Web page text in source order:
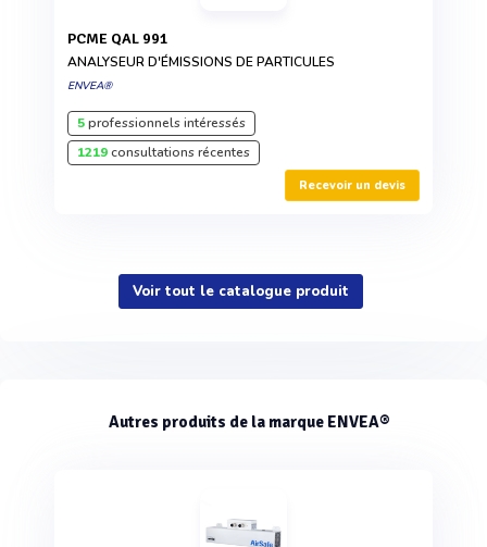
PCME QAL 991
ANALYSEUR D'ÉMISSIONS DE PARTICULES
ENVEA®
5professionnels intéressés
1219consultations récentes
Recevoir un devis
Voir tout le catalogue produit
Autres produits de la marque ENVEA®